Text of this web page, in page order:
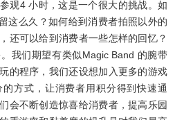
观4 小时，这是一个很大的挑战。如
这么久？如何给到消费者拍照以外的
还可以给到消费者一些怎样的回忆？
我们期望有类似Magic Band 的腕带
的程序，我们还设想加入更多的游戏
方式，让消费者用积分得到快速通
会不断创造惊喜给消费者，提高乐园